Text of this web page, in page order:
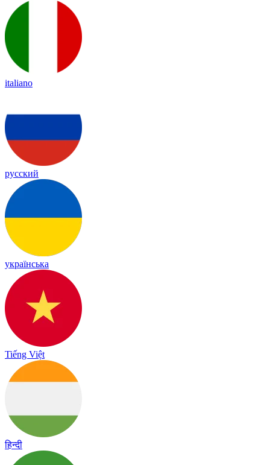
italiano
русский
українська
Tiếng Việt
हिन्दी